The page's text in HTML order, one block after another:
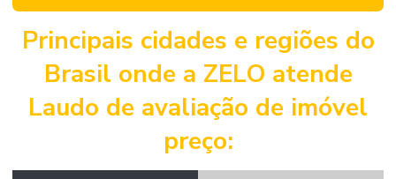
Laudo predial
Laudo de reforma de apartamento
Principais cidades e regiões do
Brasil onde a ZELO atende
Laudo de avaliação de imóvel
preço: